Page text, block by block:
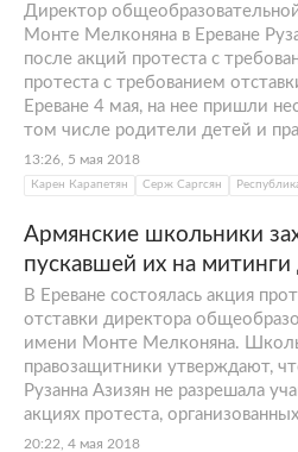
Директор
Монте Мелконяна в Ереване
после акций протеста с
протеста с требованием
Ереване 4 мая, на нее пришли
том числе родители детей и
13:26, 5 мая 2018
Карен Карапетян Серж Саргсян
Армянские школьники
пускавшей их на
В Ереване состоялась акция
отставки директора
имени Монте Мелконяна.
правозащитники утверждают,
Рузанна Азизян не разрешала
акциях протеста,
20:22, 4 мая 2018